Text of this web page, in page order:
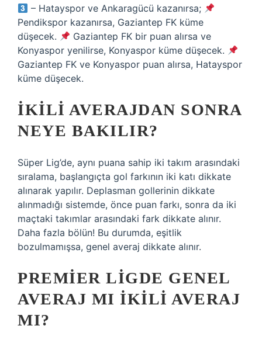
– Hatayspor ve Ankaragücü kazanırsa;
Pendikspor kazanırsa, Gaziantep FK küme
düşecek.
Gaziantep FK bir puan alırsa ve
Konyaspor yenilirse, Konyaspor küme düşecek.
Gaziantep FK ve Konyaspor puan alırsa, Hatayspor
küme düşecek.
İKILI AVERAJDAN SONRA
NEYE BAKILIR?
Süper Lig’de, aynı puana sahip iki takım arasındaki
sıralama, başlangıçta gol farkının iki katı dikkate
alınarak yapılır. Deplasman gollerinin dikkate
alınmadığı sistemde, önce puan farkı, sonra da iki
maçtaki takımlar arasındaki fark dikkate alınır.
Daha fazla bölün! Bu durumda, eşitlik
bozulmamışsa, genel averaj dikkate alınır.
PREMIER LIGDE GENEL
AVERAJ MI IKILI AVERAJ
MI?